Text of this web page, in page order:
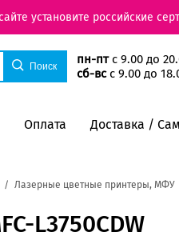
установите российские
пн-птс 9.00 до
сб-всс 9.00 до
Оплата Доставка /
Лазерные цветные принтеры, МФУ
L3750CDW